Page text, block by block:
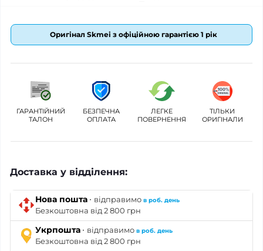
Оригінал Skmei з офіційною гарантією 1 рік
ГАРАНТІЙНИЙ
ТАЛОН
БЕЗПЕЧНА
ОПЛАТА
ЛЕГКЕ
ПОВЕРНЕННЯ
ТІЛЬКИ
ОРИГІНАЛИ
Доставка у відділення:
Нова пошта · відправимо в роб. день
Безкоштовна від 2 800 грн
Укрпошта · відправимо в роб. день
Безкоштовна від 2 800 грн